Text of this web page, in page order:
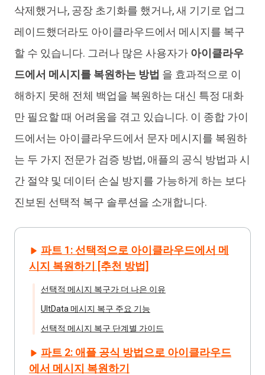
삭제했거나, 공장 초기화를 했거나, 새 기기로 업그
레이드했더라도 아이클라우드에서 메시지를 복구
할 수 있습니다. 그러나 많은 사용자가 아이클라우
드에서 메시지를 복원하는 방법 을 효과적으로 이
해하지 못해 전체 백업을 복원하는 대신 특정 대화
만 필요할 때 어려움을 겪고 있습니다. 이 종합 가이
드에서는 아이클라우드에서 문자 메시지를 복원하
는 두 가지 전문가 검증 방법, 애플의 공식 방법과 시
간 절약 및 데이터 손실 방지를 가능하게 하는 보다
진보된 선택적 복구 솔루션을 소개합니다.
파트 1: 선택적으로 아이클라우드에서 메
시지 복원하기 [추천 방법]
선택적 메시지 복구가 더 나은 이유
UltData 메시지 복구 주요 기능
선택적 메시지 복구 단계별 가이드
파트 2: 애플 공식 방법으로 아이클라우드
에서 메시지 복원하기